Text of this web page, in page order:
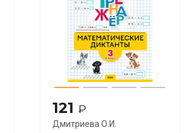
121₽
Дмитриева О.И.